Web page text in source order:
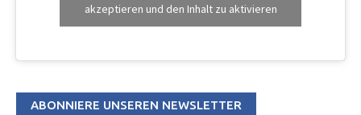
akzeptieren und den Inhalt zu aktivieren
ABONNIERE UNSEREN NEWSLETTER